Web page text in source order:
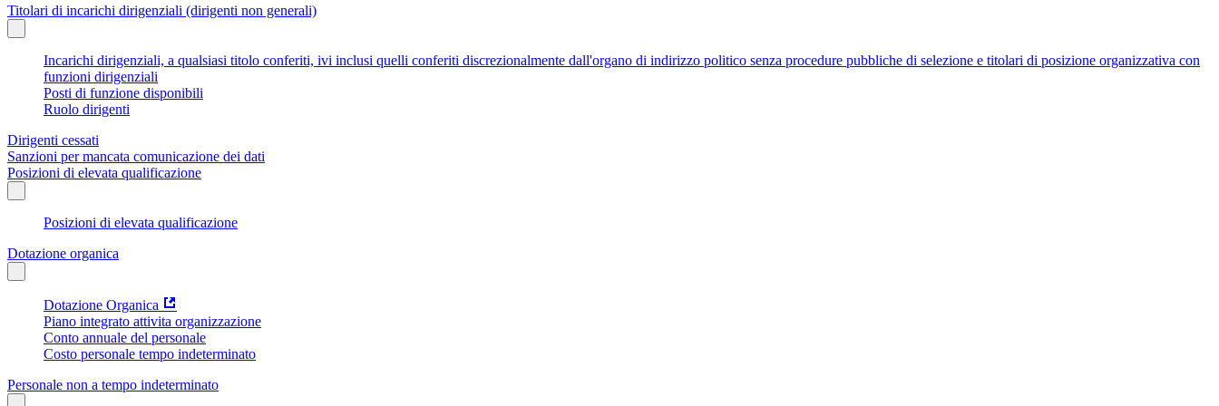
Titolari di incarichi dirigenziali (dirigenti non generali)
Incarichi dirigenziali, a qualsiasi titolo conferiti, ivi inclusi quelli conferiti discrezionalmente dall'organo di indirizzo politico senza procedure pubbliche di selezione e titolari di posizione organizzativa con
funzioni dirigenziali
Posti di funzione disponibili
Ruolo dirigenti
Dirigenti cessati
Sanzioni per mancata comunicazione dei dati
Posizioni di elevata qualificazione
Posizioni di elevata qualificazione
Dotazione organica
Dotazione Organica
Piano integrato attivita organizzazione
Conto annuale del personale
Costo personale tempo indeterminato
Personale non a tempo indeterminato